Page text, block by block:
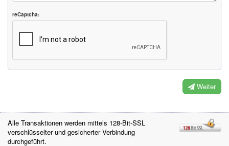
reCaptcha:
Weiter
Alle Transaktionen werden mittels 128-Bit-SSL
verschlüsselter und gesicherter Verbindung
durchgeführt.